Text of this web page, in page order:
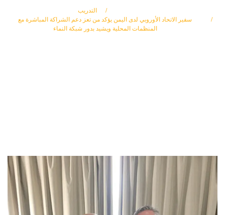
التدريب
سفير الاتحاد الأوروبي لدى اليمن يؤكد من تعز دعم الشراكة المباشرة مع
المنظمات المحلية ويشيد بدور شبكة النماء